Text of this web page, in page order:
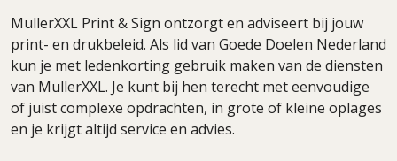
MullerXXL Print & Sign ontzorgt en adviseert bij jouw
print- en drukbeleid. Als lid van Goede Doelen Nederland
kun je met ledenkorting gebruik maken van de diensten
van MullerXXL. Je kunt bij hen terecht met eenvoudige
of juist complexe opdrachten, in grote of kleine oplages
en je krijgt altijd service en advies.